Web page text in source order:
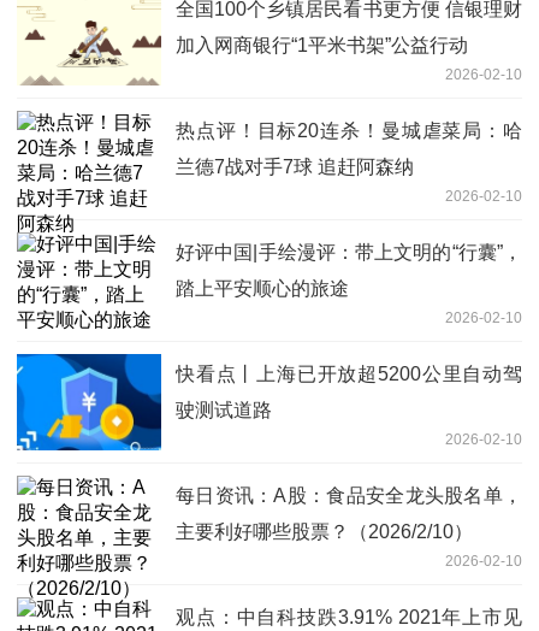
全国100个乡镇居民看书更方便 信银理财
加入网商银行“1平米书架”公益行动
2026-02-10
热点评！目标20连杀！曼城虐菜局：哈
兰德7战对手7球 追赶阿森纳
2026-02-10
好评中国|手绘漫评：带上文明的“行囊”，
踏上平安顺心的旅途
2026-02-10
快看点丨上海已开放超5200公里自动驾
驶测试道路
2026-02-10
每日资讯：A股：食品安全龙头股名单，
主要利好哪些股票？（2026/2/10）
2026-02-10
观点：中自科技跌3.91% 2021年上市见